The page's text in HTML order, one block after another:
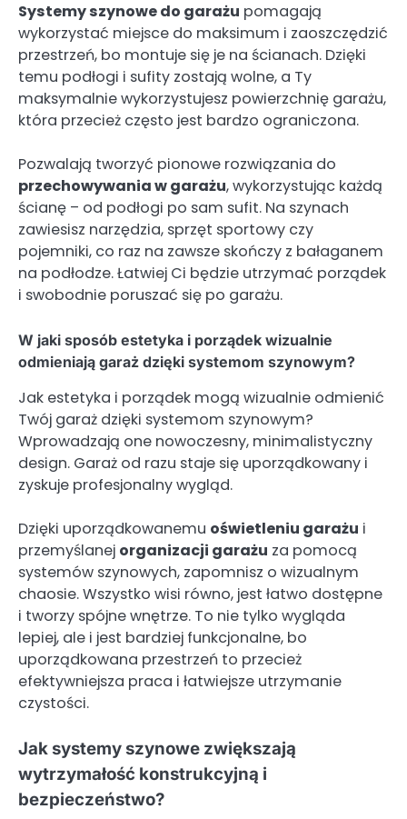
Systemy szynowe do garażu pomagają
wykorzystać miejsce do maksimum i zaoszczędzić
przestrzeń, bo montuje się je na ścianach. Dzięki
temu podłogi i sufity zostają wolne, a Ty
maksymalnie wykorzystujesz powierzchnię garażu,
która przecież często jest bardzo ograniczona.
Pozwalają tworzyć pionowe rozwiązania do
przechowywania w garażu, wykorzystując każdą
ścianę – od podłogi po sam sufit. Na szynach
zawiesisz narzędzia, sprzęt sportowy czy
pojemniki, co raz na zawsze skończy z bałaganem
na podłodze. Łatwiej Ci będzie utrzymać porządek
i swobodnie poruszać się po garażu.
W jaki sposób estetyka i porządek wizualnie
odmieniają garaż dzięki systemom szynowym?
Jak estetyka i porządek mogą wizualnie odmienić
Twój garaż dzięki systemom szynowym?
Wprowadzają one nowoczesny, minimalistyczny
design. Garaż od razu staje się uporządkowany i
zyskuje profesjonalny wygląd.
Dzięki uporządkowanemu oświetleniu garażu i
przemyślanej organizacji garażu za pomocą
systemów szynowych, zapomnisz o wizualnym
chaosie. Wszystko wisi równo, jest łatwo dostępne
i tworzy spójne wnętrze. To nie tylko wygląda
lepiej, ale i jest bardziej funkcjonalne, bo
uporządkowana przestrzeń to przecież
efektywniejsza praca i łatwiejsze utrzymanie
czystości.
Jak systemy szynowe zwiększają
wytrzymałość konstrukcyjną i
bezpieczeństwo?